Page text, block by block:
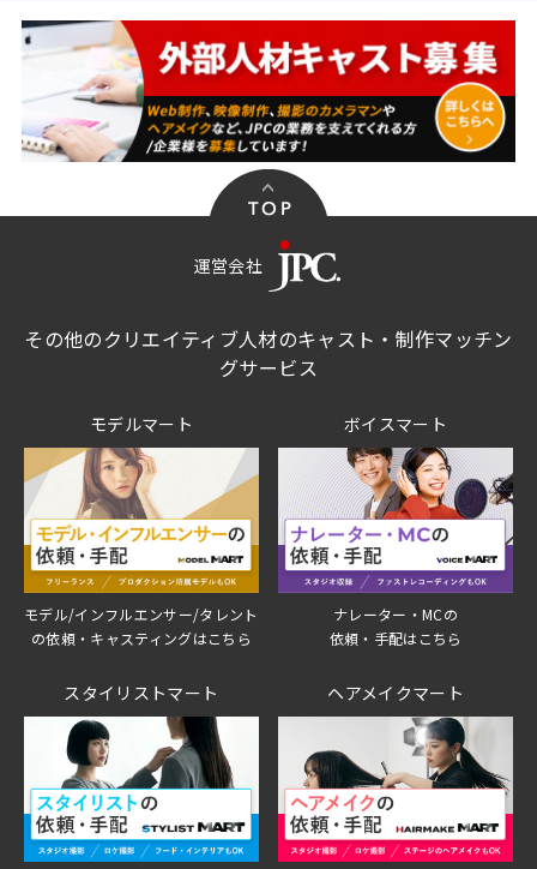
運営会社
その他のクリエイティブ人材のキャスト・制作マッチン
グサービス
モデルマート
モデル/インフルエンサー/タレント
の依頼・キャスティングはこちら
ボイスマート
ナレーター・MCの
依頼・手配はこちら
スタイリストマート ヘアメイクマート